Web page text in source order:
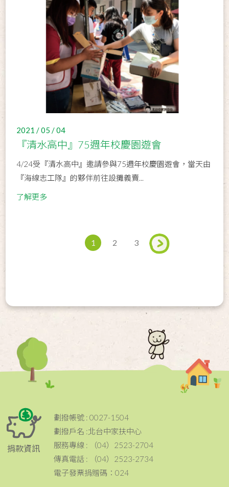
2021 / 05 / 04
『清水高中』75週年校慶園遊會
4/24受『清水高中』邀請參與75週年校慶園遊會，當天由
『海線志工隊』的夥伴前往設攤義賣...
了解更多
1 2 3
捐款資訊
劃撥帳號 : 0027-1504
劃撥戶名 :北台中家扶中心
服務專線 : （04）2523-2704
傳真電話 : （04）2523-2734
電子發票捐贈碼：024